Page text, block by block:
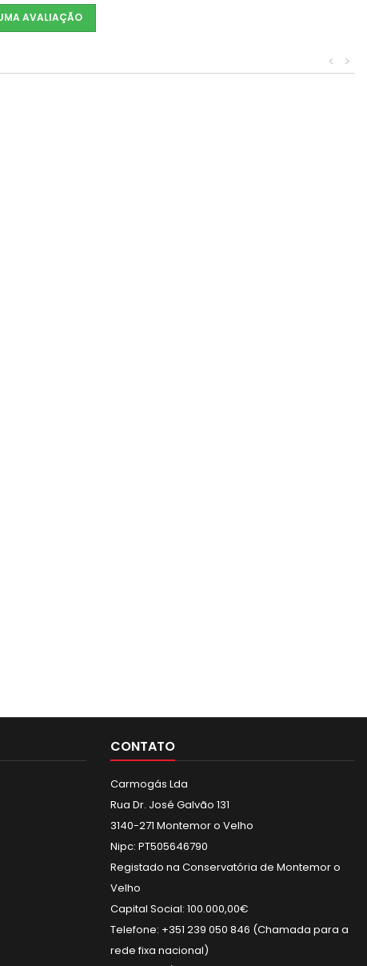
AVALIAÇÃO
>
<
CONTATO
Carmogás Lda
Rua Dr. José Galvão 131
3140-271 Montemor o Velho
Nipc: PT505646790
Registado na Conservatória de Montemor o
Velho
Capital Social: 100.000,00€
Telefone: +351 239 050 846 (Chamada para a
rede fixa nacional)